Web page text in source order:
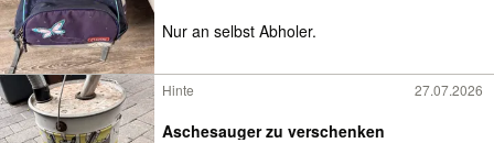
Nur an selbst Abholer.
Hinte 27.07.2026
Aschesauger zu verschenken